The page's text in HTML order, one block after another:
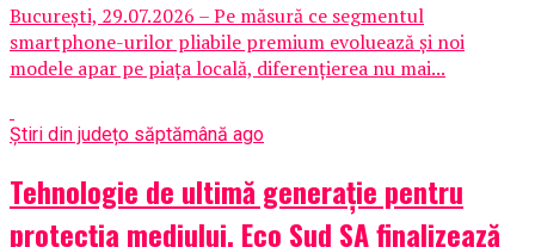
București, 29.07.2026 – Pe măsură ce segmentul
smartphone-urilor pliabile premium evoluează și noi
modele apar pe piața locală, diferențierea nu mai...
Știri din județo săptămână ago
Tehnologie de ultimă generație pentru
protecția mediului. Eco Sud SA finalizează